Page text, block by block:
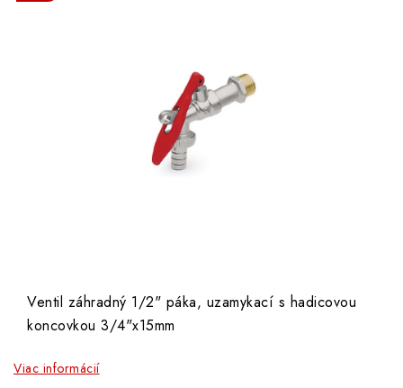
Blog
Ventil záhradný 1/2" páka, uzamykací s hadicovou
koncovkou 3/4"x15mm
Viac informácií